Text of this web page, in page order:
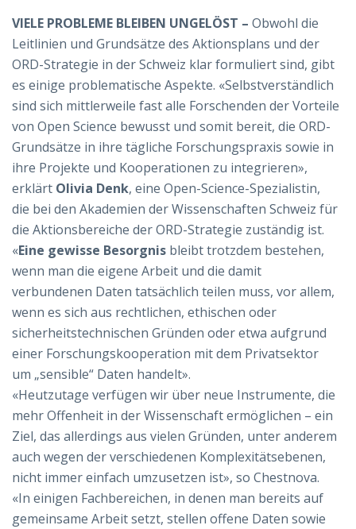
VIELE PROBLEME BLEIBEN UNGELÖST – Obwohl die
Leitlinien und Grundsätze des Aktionsplans und der
ORD-Strategie in der Schweiz klar formuliert sind, gibt
es einige problematische Aspekte. «Selbstverständlich
sind sich mittlerweile fast alle Forschenden der Vorteile
von Open Science bewusst und somit bereit, die ORD-
Grundsätze in ihre tägliche Forschungspraxis sowie in
ihre Projekte und Kooperationen zu integrieren»,
erklärt Olivia Denk, eine Open-Science-Spezialistin,
die bei den Akademien der Wissenschaften Schweiz für
die Aktionsbereiche der ORD-Strategie zuständig ist.
«Eine gewisse Besorgnis bleibt trotzdem bestehen,
wenn man die eigene Arbeit und die damit
verbundenen Daten tatsächlich teilen muss, vor allem,
wenn es sich aus rechtlichen, ethischen oder
sicherheitstechnischen Gründen oder etwa aufgrund
einer Forschungskooperation mit dem Privatsektor
um „sensible“ Daten handelt».
«Heutzutage verfügen wir über neue Instrumente, die
mehr Offenheit in der Wissenschaft ermöglichen – ein
Ziel, das allerdings aus vielen Gründen, unter anderem
auch wegen der verschiedenen Komplexitätsebenen,
nicht immer einfach umzusetzen ist», so Chestnova.
«In einigen Fachbereichen, in denen man bereits auf
gemeinsame Arbeit setzt, stellen offene Daten sowie